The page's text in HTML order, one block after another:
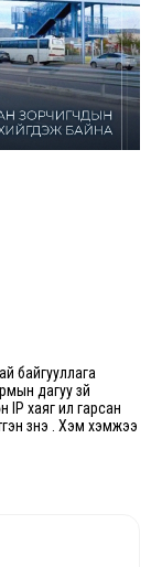
байгууллага
дагуу зүй
IP хаяг ил гарсан
үзнэ үү. Хэм хэмжээ